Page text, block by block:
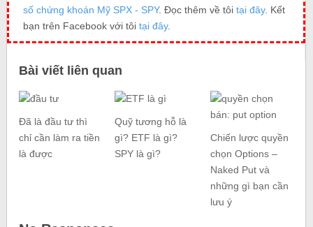
số chứng khoán Mỹ SPX - SPY. Đọc thêm về tôi tại đây. Kết
bạn trên Facebook với tôi tại đây.
Bài viết liên quan
Đã là đầu tư thì
chỉ cần làm ra tiền
là được
Quỹ tương hỗ là
gì? ETF là gì?
SPY là gì?
Chiến lược quyền
chọn Options –
Naked Put và
những gì bạn cần
lưu ý